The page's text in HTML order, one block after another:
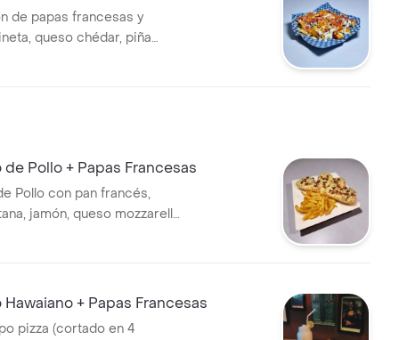
de papas francesas y
queso chédar, piña
salsa chédar, BBQ, cebollín
Pollo + Papas Francesas
Pollo con pan francés,
jamón, queso mozzarella
de papas
+ Papas Francesas
pizza (cortado en 4